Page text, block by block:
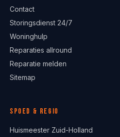
Contact
Storingsdienst 24/7
Woninghulp
Reparaties allround
Reparatie melden
Sitemap
Spoed & regio
Huismeester Zuid-Holland